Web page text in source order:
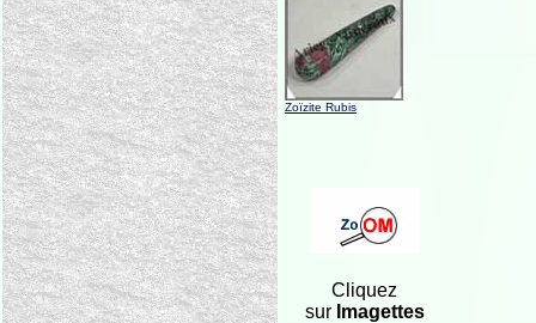
Zoïzite Rubis
Cliquez
surImagettes